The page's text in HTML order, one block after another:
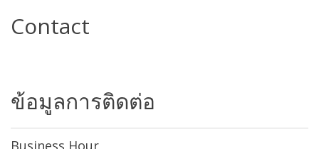
Contact
ข้อมูลการติดต่อ
Business Hour